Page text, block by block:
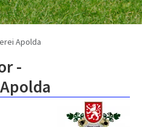
Apolda
-